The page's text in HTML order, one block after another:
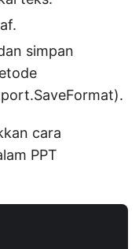
simpan
cara
PPT